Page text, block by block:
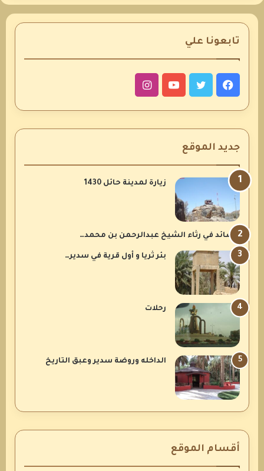
تابعونا علي
فيسبوكتويتر يوتيوبانستقرام
جديد الموقع
زيارة لمدينة حائل 1430
قصائد في رثاء الشيخ عبدالرحمن بن محمد…
بئر ثريا و أول قرية في سدير…
رحلات
الداخله وروضة سدير وعبق التاريخ
أقسام الموقع